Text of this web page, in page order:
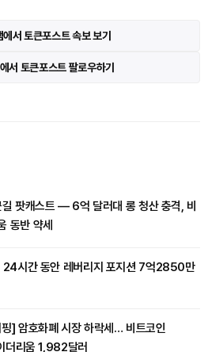
서 토큰포스트 속보 보기
서 토큰포스트 팔로우하기
팟캐스트 — 6억 달러대 롱 청산 충격, 비
동반 약세
24시간 동안 레버리지 포지션 7억2850만
] 암호화폐 시장 하락세… 비트코인
더리움 1,982달러